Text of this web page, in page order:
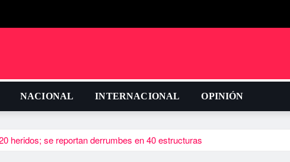
NACIONAL INTERNACIONAL OPINIÓN
heridos; se reportan derrumbes en 40 estructuras